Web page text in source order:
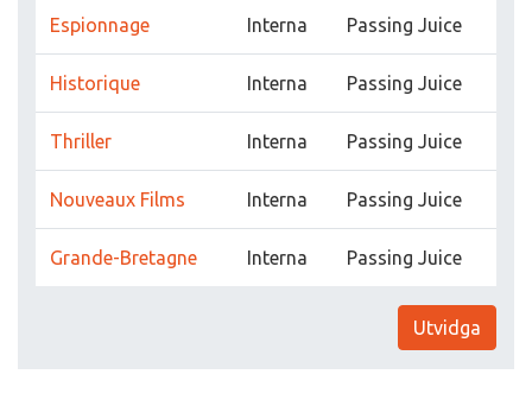
Espionnage Interna Passing Juice
Historique Interna Passing Juice
Thriller Interna Passing Juice
Nouveaux Films Interna Passing Juice
Grande-Bretagne Interna Passing Juice
Utvidga